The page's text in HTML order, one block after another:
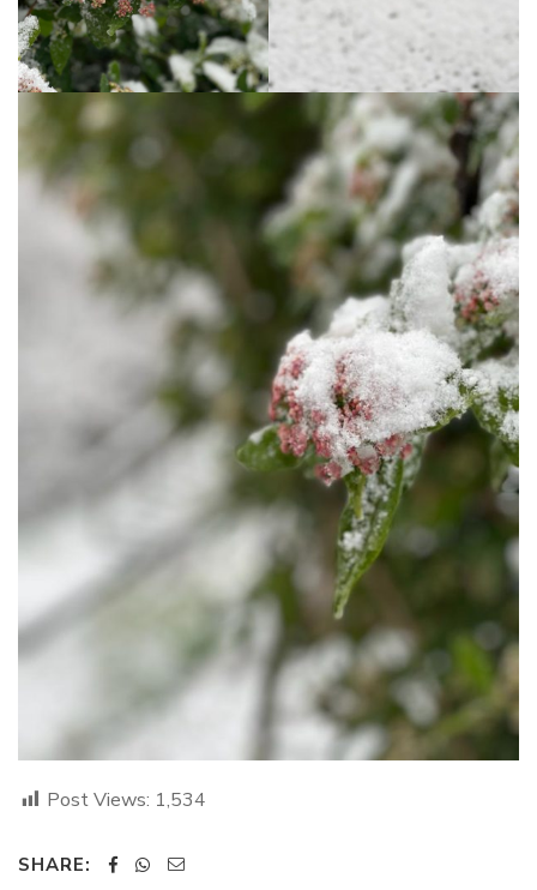
Post Views: 1,534
SHARE: